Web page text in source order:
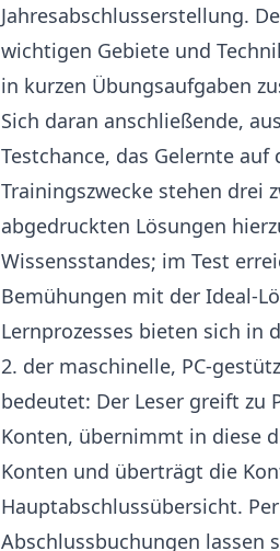
Jahresabschlusserstellung.
wichtigen Gebiete und
in kurzen Übungsaufgaben
Sich daran anschließende,
Testchance, das Gelernte
Trainingszwecke stehen drei
abgedruckten Lösungen
Wissensstandes; im Test
Bemühungen mit der Ideal-
Lernprozesses bieten sich in
2. der maschinelle, PC-
bedeutet: Der Leser greift zu
Konten, übernimmt in diese
Konten und überträgt die
Hauptabschlussübersicht.
Abschlussbuchungen lassen